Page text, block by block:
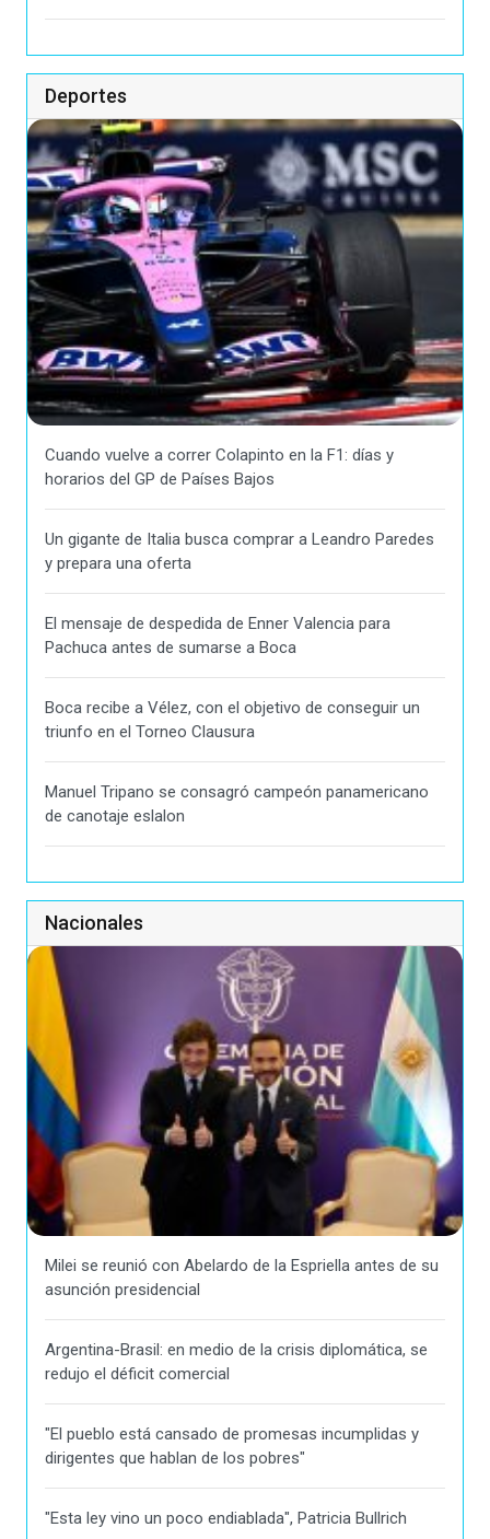
Deportes
Cuando vuelve a correr Colapinto en la F1: días y
horarios del GP de Países Bajos
Un gigante de Italia busca comprar a Leandro Paredes
y prepara una oferta
El mensaje de despedida de Enner Valencia para
Pachuca antes de sumarse a Boca
Boca recibe a Vélez, con el objetivo de conseguir un
triunfo en el Torneo Clausura
Manuel Tripano se consagró campeón panamericano
de canotaje eslalon
Nacionales
Milei se reunió con Abelardo de la Espriella antes de su
asunción presidencial
Argentina-Brasil: en medio de la crisis diplomática, se
redujo el déficit comercial
"El pueblo está cansado de promesas incumplidas y
dirigentes que hablan de los pobres"
"Esta ley vino un poco endiablada", Patricia Bullrich